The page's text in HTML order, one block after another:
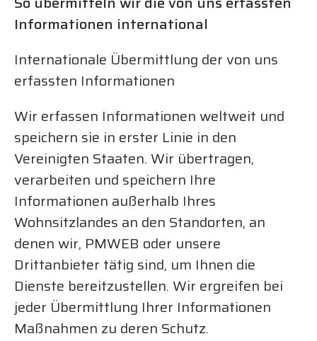
Informationen international
Internationale Übermittlung der von uns
erfassten Informationen
Wir erfassen Informationen weltweit und
speichern sie in erster Linie in den
Vereinigten Staaten. Wir übertragen,
verarbeiten und speichern Ihre
Informationen außerhalb Ihres
Wohnsitzlandes an den Standorten, an
denen wir, PMWEB oder unsere
Drittanbieter tätig sind, um Ihnen die
Dienste bereitzustellen. Wir ergreifen bei
jeder Übermittlung Ihrer Informationen
Maßnahmen zu deren Schutz.